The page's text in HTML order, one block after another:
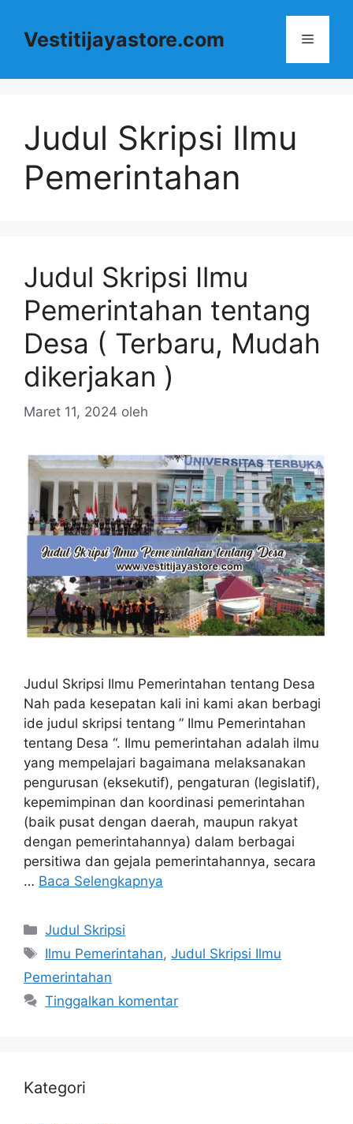
Vestitijayastore.com Menu
Judul Skripsi Ilmu
Pemerintahan
Judul Skripsi Ilmu
Pemerintahan tentang
Desa ( Terbaru, Mudah
dikerjakan )
Maret 11, 2024 oleh
Judul Skripsi Ilmu Pemerintahan tentang Desa
Nah pada kesepatan kali ini kami akan berbagi
ide judul skripsi tentang ” Ilmu Pemerintahan
tentang Desa “. Ilmu pemerintahan adalah ilmu
yang mempelajari bagaimana melaksanakan
pengurusan (eksekutif), pengaturan (legislatif),
kepemimpinan dan koordinasi pemerintahan
(baik pusat dengan daerah, maupun rakyat
dengan pemerintahannya) dalam berbagai
persitiwa dan gejala pemerintahannya, secara
… Baca Selengkapnya
Kategori
Judul Skripsi
Tag
Ilmu Pemerintahan,Judul Skripsi Ilmu
Pemerintahan
Tinggalkan komentar
Kategori